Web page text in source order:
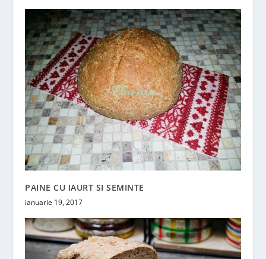
PAINE CU IAURT SI SEMINTE
ianuarie 19, 2017